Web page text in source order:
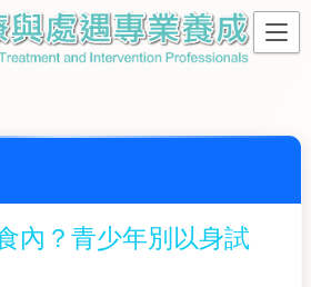
內？青少年別以身試